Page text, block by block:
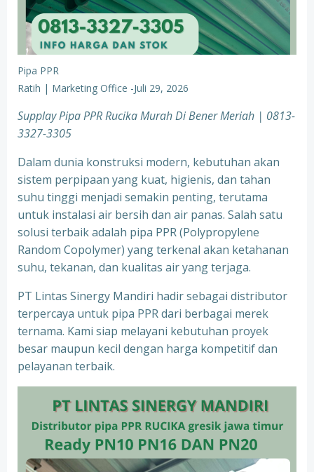
Pipa PPR
Ratih | Marketing Office -Juli 29, 2026
Supplay Pipa PPR Rucika Murah Di Bener Meriah | 0813-
3327-3305
Dalam dunia konstruksi modern, kebutuhan akan
sistem perpipaan yang kuat, higienis, dan tahan
suhu tinggi menjadi semakin penting, terutama
untuk instalasi air bersih dan air panas. Salah satu
solusi terbaik adalah pipa PPR (Polypropylene
Random Copolymer) yang terkenal akan ketahanan
suhu, tekanan, dan kualitas air yang terjaga.
PT Lintas Sinergy Mandiri hadir sebagai distributor
terpercaya untuk pipa PPR dari berbagai merek
ternama. Kami siap melayani kebutuhan proyek
besar maupun kecil dengan harga kompetitif dan
pelayanan terbaik.